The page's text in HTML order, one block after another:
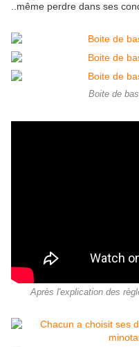
..même perdre dans ses
Boite de
Après l'explication des